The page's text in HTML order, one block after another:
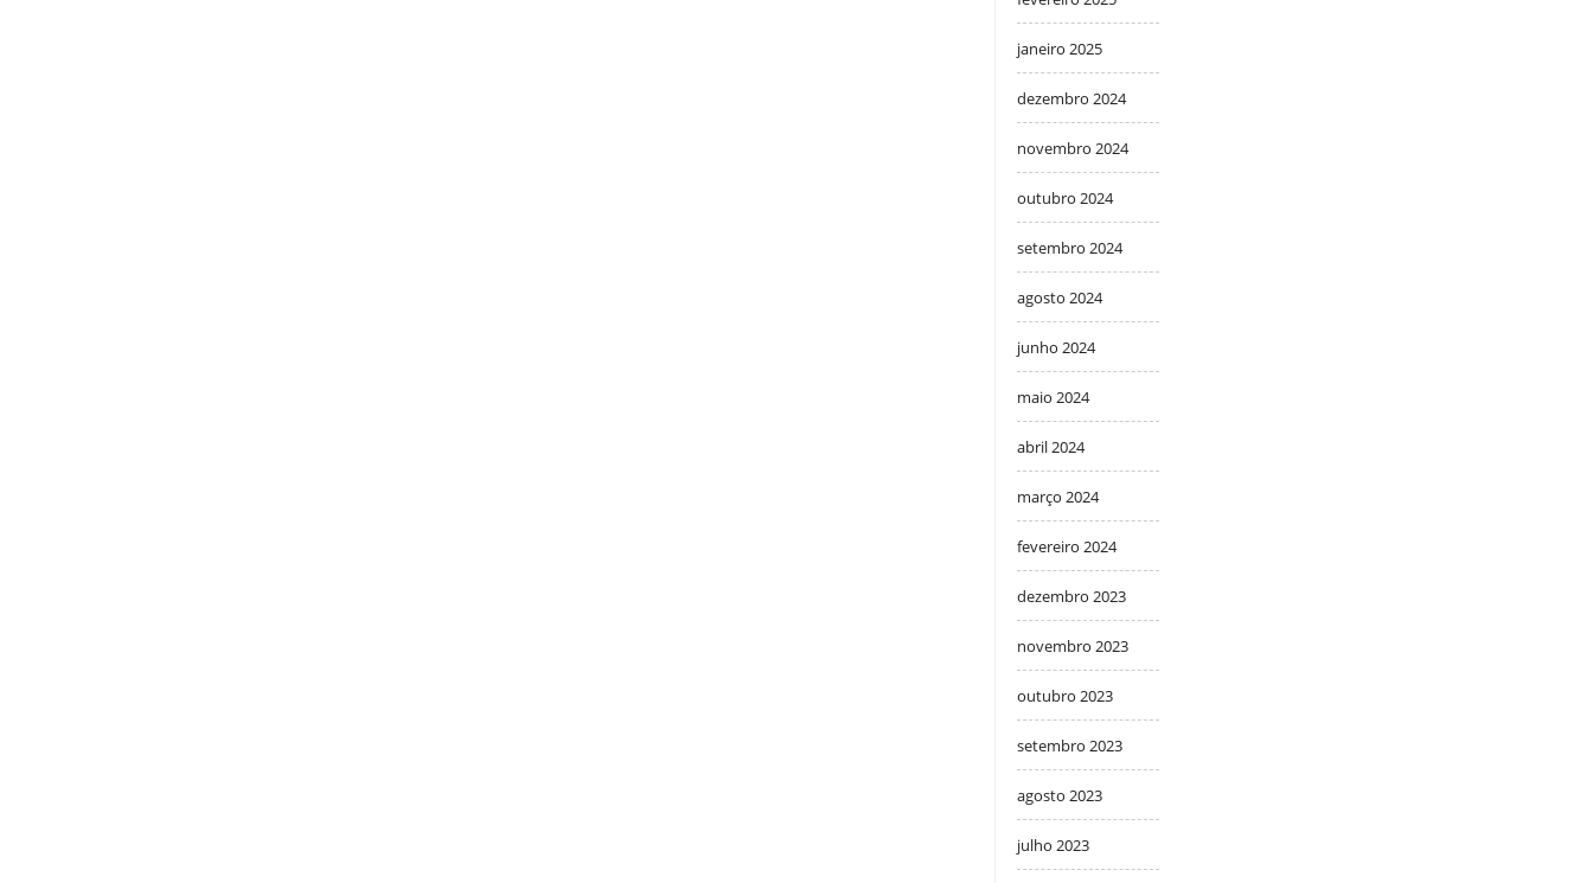
janeiro 2025
dezembro 2024
novembro 2024
outubro 2024
setembro 2024
agosto 2024
junho 2024
maio 2024
abril 2024
março 2024
fevereiro 2024
dezembro 2023
novembro 2023
outubro 2023
setembro 2023
agosto 2023
julho 2023